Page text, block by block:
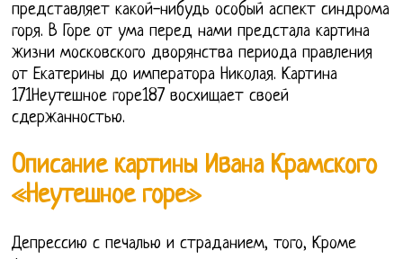
представляет какой-нибудь особый аспект синдрома
горя. В Горе от ума перед нами предстала картина
жизни московского дворянства периода правления
от Екатерины до императора Николая. Картина
171Неутешное горе187 восхищает своей
сдержанностью.
Описание картины Ивана Крамского
«Неутешное горе»
Депрессию с печалью и страданием, того, Кроме